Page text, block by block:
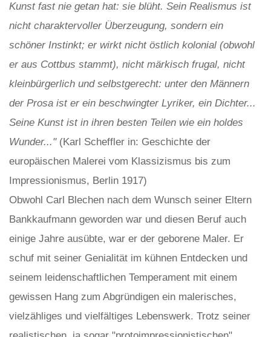
Kunst fast nie getan hat: sie blüht. Sein Realismus ist
nicht charaktervoller Überzeugung, sondern ein
schöner Instinkt; er wirkt nicht östlich kolonial (obwohl
er aus Cottbus stammt), nicht märkisch frugal, nicht
kleinbürgerlich und selbstgerecht: unter den Männern
der Prosa ist er ein beschwingter Lyriker, ein Dichter...
Seine Kunst ist in ihren besten Teilen wie ein holdes
Wunder..." (Karl Scheffler in: Geschichte der
europäischen Malerei vom Klassizismus bis zum
Impressionismus, Berlin 1917)
Obwohl Carl Blechen nach dem Wunsch seiner Eltern
Bankkaufmann geworden war und diesen Beruf auch
einige Jahre ausübte, war er der geborene Maler. Er
schuf mit seiner Genialität im kühnen Entdecken und
seinem leidenschaftlichen Temperament mit einem
gewissen Hang zum Abgründigen ein malerisches,
vielzähliges und vielfältiges Lebenswerk. Trotz seiner